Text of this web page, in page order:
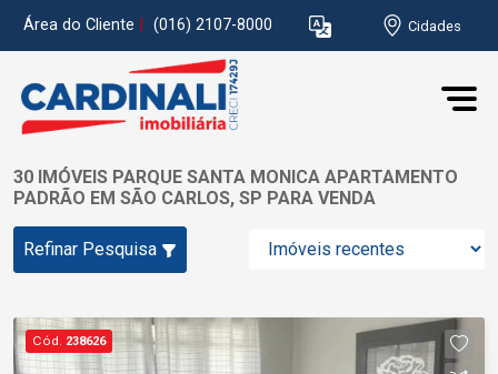
Área do Cliente (016) 2107-8000 Cidades
30 IMÓVEIS PARQUE SANTA MONICA APARTAMENTO
PADRÃO EM SÃO CARLOS, SP PARA VENDA
Refinar Pesquisa
Cód. 238626